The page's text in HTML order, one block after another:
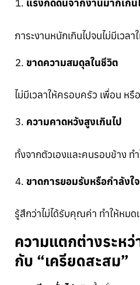
แรงกดดันจากงานมากเกิน
ภาระงานหนักเกินไปจนไม่มีเวลา
ขาดความสมดุลในชีวิต
ไม่มีเวลาให้ครอบครัว เพื่อน ห
ความคาดหวังสูงเกินไป
ทั้งจากตัวเองและคนรอบข้าง ท
ขาดการยอมรับหรือกำลังใ
รู้สึกว่าไม่ได้รับคุณค่า ทำให้หมด
ความแตกต่างระหว่
กับ “เครียดสะสม”